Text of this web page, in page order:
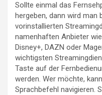
Sollte einmal das
hergeben, dann wird man
vorinstallierten
namenhaften Anbieter wie
Disney+, DAZN oder
wichtigsten
Taste auf der
werden. Wer möchte,
Sprachbefehl navigieren.